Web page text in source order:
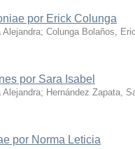
por Erick Colunga
Alejandra; Colunga Bolaños,
por Sara Isabel
Alejandra; Hernández Zapata,
por Norma Leticia